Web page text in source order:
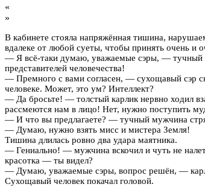
«
»
В кабинете стояла напряжённая тишина,
вдалеке от любой суеты, чтобы принять очень и
— Я всё-таки думаю, уважаемые сэры, — тучный
представителей человечества!
— Премного с вами согласен, — сухощавый сэр
человеке. Может, это ум? Интеллект?
— Да бросьте! — толстый карлик нервно ходил
рассмеются нам в лицо! Нет, нужно поступить
— И что вы предлагаете? — тучный мужчина
— Думаю, нужно взять мисс и мистера Земля!
Тишина длилась ровно два удара маятника.
— Гениально! — мужчина вскочил и чуть не
красотка — ты видел?
— Думаю, уважаемые сэры, вопрос решён, —
Сухощавый человек покачал головой.